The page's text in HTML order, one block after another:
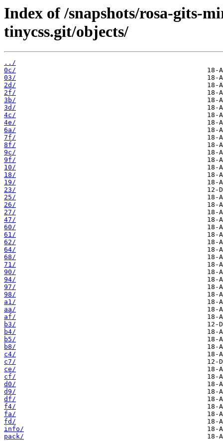
Index of /snapshots/rosa-gits-
tinycss.git/objects/
../
0c/
03/
2d/
2f/
3b/
3d/
4c/
4e/
6a/
7f/
8f/
9c/
9f/
10/
18/
19/
23/
25/
26/
27/
47/
60/
61/
62/
64/
68/
71/
90/
94/
97/
98/
a1/
aa/
af/
b3/
b4/
b5/
b8/
c4/
c7/
ce/
cf/
d0/
d9/
df/
f4/
fa/
fd/
info/
pack/